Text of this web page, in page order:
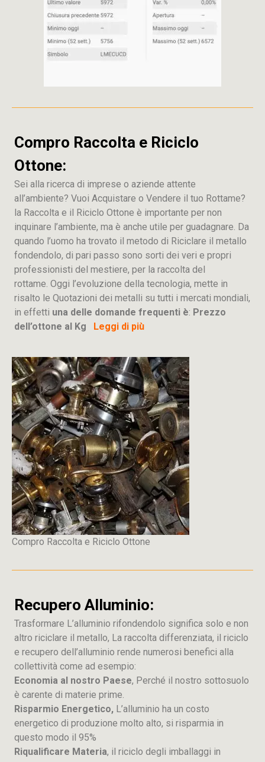
Compro Raccolta e Riciclo
Ottone:
Sei alla ricerca di imprese o aziende attente
all’ambiente? Vuoi Acquistare o Vendere il tuo Rottame?
la Raccolta e il Riciclo Ottone è importante per non
inquinare l’ambiente, ma è anche utile per guadagnare. Da
quando l’uomo ha trovato il metodo di Riciclare il metallo
fondendolo, di pari passo sono sorti dei veri e propri
professionisti del mestiere, per la raccolta del
rottame. Oggi l’evoluzione della tecnologia, mette in
risalto le Quotazioni dei metalli su tutti i mercati mondiali,
in effetti una delle domande frequenti è: Prezzo
dell’ottone al Kg Leggi di più
Compro Raccolta e Riciclo Ottone
Recupero Alluminio:
Trasformare L’alluminio rifondendolo significa solo e non
altro riciclare il metallo, La raccolta differenziata, il riciclo
e recupero dell’alluminio rende numerosi benefici alla
collettività come ad esempio:
Economia al nostro Paese, Perché il nostro sottosuolo
è carente di materie prime.
Risparmio Energetico, L’alluminio ha un costo
energetico di produzione molto alto, si risparmia in
questo modo il 95%
Riqualificare Materia, il riciclo degli imballaggi in